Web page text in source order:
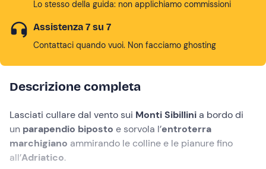
Lo stesso della guida: non applichiamo commissioni
Assistenza 7 su 7
Contattaci quando vuoi. Non facciamo ghosting
Descrizione completa
Lasciati cullare dal vento sui Monti Sibillinia bordo di
un parapendio biposto e sorvola l’entroterra
marchigiano ammirando le colline e le pianure fino
all’Adriatico.